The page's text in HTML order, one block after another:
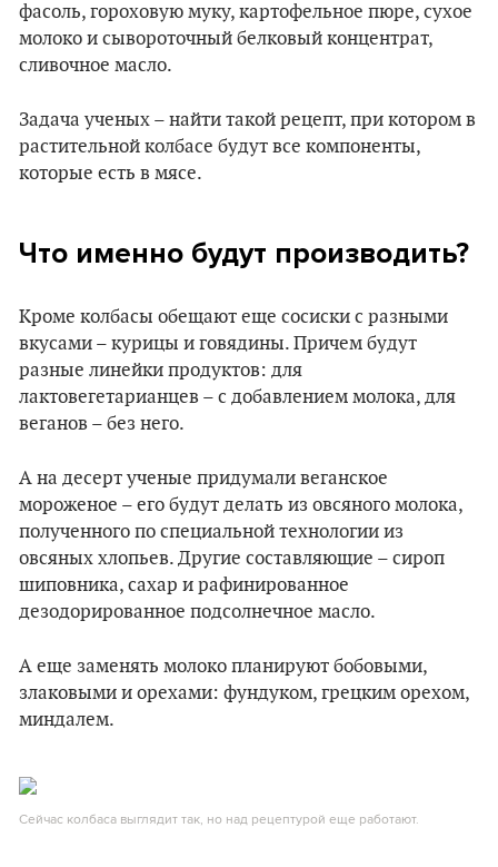
фасоль, гороховую муку, картофельное пюре, сухое
молоко и сывороточный белковый концентрат,
сливочное масло.
Задача ученых – найти такой рецепт, при котором в
растительной колбасе будут все компоненты,
которые есть в мясе.
Что именно будут производить?
Кроме колбасы обещают еще сосиски с разными
вкусами – курицы и говядины. Причем будут
разные линейки продуктов: для
лактовегетарианцев – с добавлением молока, для
веганов – без него.
А на десерт ученые придумали веганское
мороженое – его будут делать из овсяного молока,
полученного по специальной технологии из
овсяных хлопьев. Другие составляющие – сироп
шиповника, сахар и рафинированное
дезодорированное подсолнечное масло.
А еще заменять молоко планируют бобовыми,
злаковыми и орехами: фундуком, грецким орехом,
миндалем.
Сейчас колбаса выглядит так, но над рецептурой еще работают.